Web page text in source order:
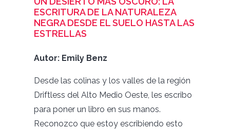
ESCRITURA DE LA NATURALEZA
NEGRA DESDE EL SUELO HASTA LAS
ESTRELLAS
Autor: Emily Benz
Desde las colinas y los valles de la región
Driftless del Alto Medio Oeste, les escribo
para poner un libro en sus manos.
Reconozco que estoy escribiendo esto